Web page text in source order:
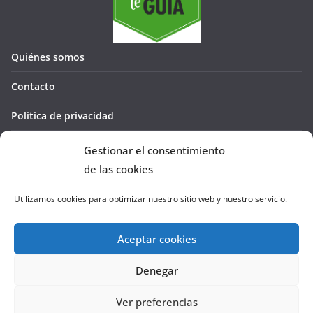
Gestionar el consentimiento
de las cookies
Utilizamos cookies para optimizar nuestro sitio web y nuestro servicio.
Aceptar cookies
Denegar
Ver preferencias
Quiénes somos
Contacto
Política de privacidad
Política de cookies (UE)
La Cañada te GUÍA
reservados.